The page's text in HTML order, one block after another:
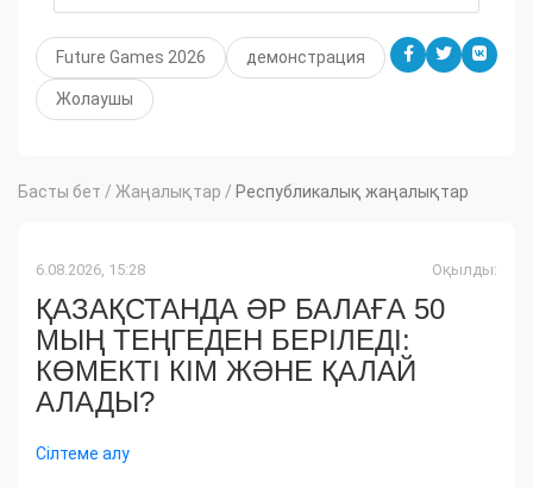
Future Games 2026 демонстрация
Жолаушы
Басты бет / Жаңалықтар / Республикалық жаңалықтар
6.08.2026, 15:28 Оқылды:
ҚАЗАҚСТАНДА ӘР БАЛАҒА 50
МЫҢ ТЕҢГЕДЕН БЕРІЛЕДІ:
КӨМЕКТІ КІМ ЖӘНЕ ҚАЛАЙ
АЛАДЫ?
Сілтеме алу